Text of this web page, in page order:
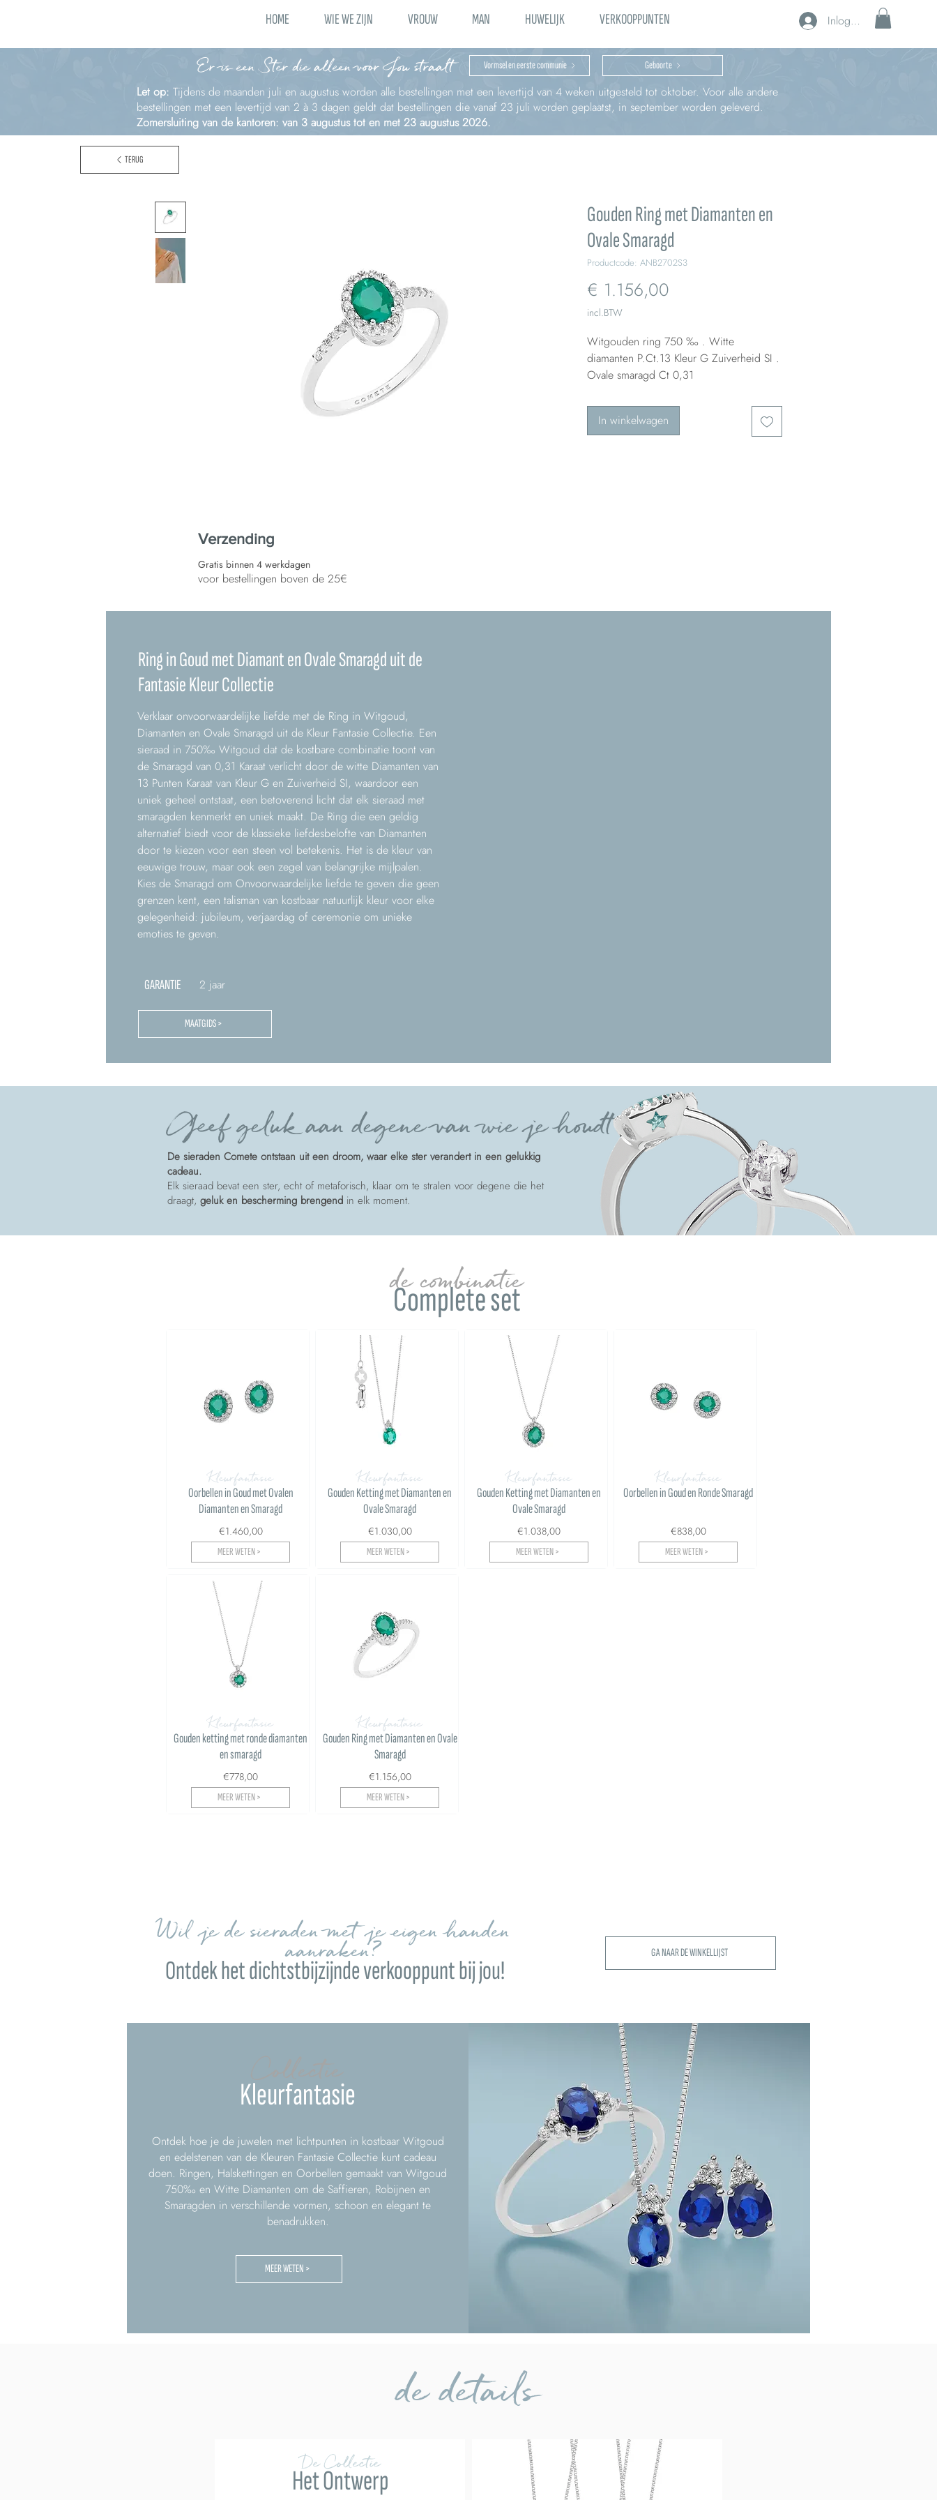
HOME WIE WE ZIJN VROUW MAN HUWELIJK VERKOOPPUNTEN Inloggen
Er is een Ster die alleen voor Jou straalt Vormsel en eerste communie Geboorte
Let op: Tijdens de maanden juli en augustus worden alle bestellingen met een levertijd van 4 weken uitgesteld tot oktober. Voor alle andere
bestellingen met een levertijd van 2 à 3 dagen geldt dat bestellingen die vanaf 23 juli worden geplaatst, in september worden geleverd.
Zomersluiting van de kantoren: van 3 augustus tot en met 23 augustus 2026.
Gouden Ring met Diamanten en
Ovale Smaragd
Productcode: ANB2702S3
€ 1.156,00
incl.BTW
Witgouden ring 750 ‰ . Witte
diamanten P.Ct.13 Kleur G Zuiverheid SI .
Ovale smaragd Ct 0,31
In winkelwagen
TERUG
Verzending
Gratis binnen 4 werkdagen
voor bestellingen boven de 25€
Ring in Goud met Diamant en Ovale Smaragd uit de
Fantasie Kleur Collectie
Verklaar onvoorwaardelijke liefde met de Ring in Witgoud,
Diamanten en Ovale Smaragd uit de Kleur Fantasie Collectie. Een
sieraad in 750‰ Witgoud dat de kostbare combinatie toont van
de Smaragd van 0,31 Karaat verlicht door de witte Diamanten van
13 Punten Karaat van Kleur G en Zuiverheid SI, waardoor een
uniek geheel ontstaat, een betoverend licht dat elk sieraad met
smaragden kenmerkt en uniek maakt. De Ring die een geldig
alternatief biedt voor de klassieke liefdesbelofte van Diamanten
door te kiezen voor een steen vol betekenis. Het is de kleur van
eeuwige trouw, maar ook een zegel van belangrijke mijlpalen.
Kies de Smaragd om Onvoorwaardelijke liefde te geven die geen
grenzen kent, een talisman van kostbaar natuurlijk kleur voor elke
gelegenheid: jubileum, verjaardag of ceremonie om unieke
emoties te geven.
GARANTIE 2 jaar
MAATGIDS >
Geef geluk aan degene van wie je houdt
De sieraden Comete ontstaan uit een droom, waar elke ster verandert in een gelukkig
cadeau.
Elk sieraad bevat een ster, echt of metaforisch, klaar om te stralen voor degene die het
draagt, geluk en bescherming brengend in elk moment.
Complete set
de combinatie
Kleurfantasie
Oorbellen in Goud met Ovalen
Diamanten en Smaragd
€1.460,00
MEER WETEN >
Kleurfantasie
Gouden ketting met ronde diamanten
en smaragd
€778,00
MEER WETEN >
Kleurfantasie
Gouden Ketting met Diamanten en
Ovale Smaragd
€1.030,00
MEER WETEN >
Kleurfantasie
Gouden Ring met Diamanten en Ovale
Smaragd
€1.156,00
MEER WETEN >
Kleurfantasie
Gouden Ketting met Diamanten en
Ovale Smaragd
€1.038,00
MEER WETEN >
Kleurfantasie
Oorbellen in Goud en Ronde Smaragd
€838,00
MEER WETEN >
Wil je de sieraden met je eigen handen
aanraken?
Ontdek het dichtstbijzijnde verkooppunt bij jou!
GA NAAR DE WINKELLIJST
Kleurfantasie
Ontdek hoe je de juwelen met lichtpunten in kostbaar Witgoud
en edelstenen van de Kleuren Fantasie Collectie kunt cadeau
doen. Ringen, Halskettingen en Oorbellen gemaakt van Witgoud
750‰ en Witte Diamanten om de Saffieren, Robijnen en
Smaragden in verschillende vormen, schoon en elegant te
benadrukken.
MEER WETEN >
de details
De Collectie
Het Ontwerp